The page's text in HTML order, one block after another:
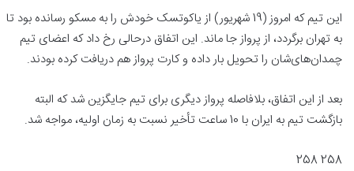
این تیم که امروز (19 شهریور) از یاکوتسک خودش را به مسکو رسانده بود تا
به تهران برگردد، از پرواز جا ماند. این اتفاق درحالی رخ داد که اعضای تیم
چمدان‌های‌شان را تحویل بار داده و کارت پرواز هم دریافت کرده بودند.
بعد از این اتفاق، بلافاصله پرواز دیگری برای تیم جایگزین شد که البته
بازگشت تیم به ایران با 10 ساعت تأخیر نسبت به زمان اولیه، مواجه شد.
258 258